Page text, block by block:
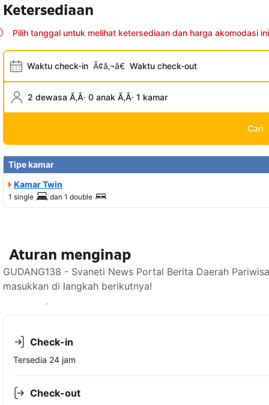
Ketersediaan
Pilih tanggal untuk melihat ketersediaan dan harga akomodasi ini
Waktu check-in Ã¢â‚¬â€ Waktu check-out
2 dewasa Ã‚Â· 0 anak Ã‚Â· 1 kamar
Cari
Tipe kamar
Kamar Twin
1 single dan 1 double
Aturan menginap
GUDANG138 - Svaneti News Portal Berita Daerah
masukkan di langkah berikutnya!
Lihat ketersediaan
Check-in
Tersedia 24 jam
Check-out